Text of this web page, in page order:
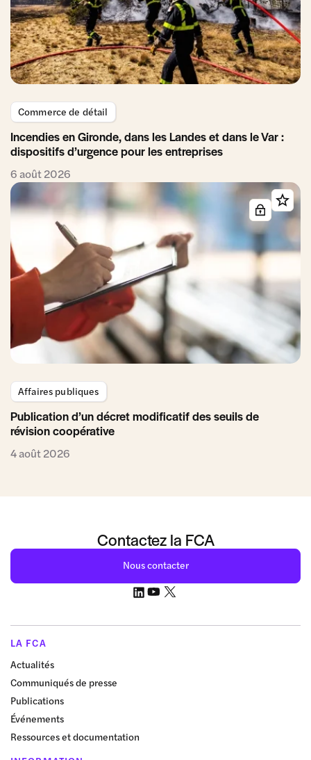
Commerce de détail
Incendies en Gironde, dans les Landes et dans le Var :
dispositifs d’urgence pour les entreprises
6 août 2026
Affaires publiques
Publication d’un décret modificatif des seuils de
révision coopérative
4 août 2026
Contactez la FCA
Nous contacter
LA FCA
Actualités
Communiqués de presse
Publications
Événements
Ressources et documentation